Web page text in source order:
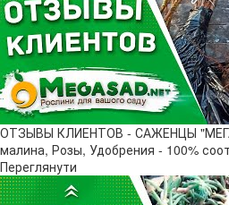
ОТЗЫВЫ КЛИЕНТОВ - САЖЕНЦЫ
малина, Розы, Удобрения - 100%
Переглянути